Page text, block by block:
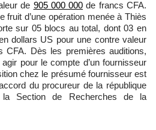
de 905 000 000 de francs CFA.
fruit d’une opération menée à Thiès
sur 05 blocs au total, dont 03 en
dollars US pour une contre valeur
CFA. Dès les premières auditions,
pour le compte d’un fournisseur
chez le présumé fournisseur est
du procureur de la république
Section de Recherches de la